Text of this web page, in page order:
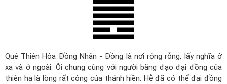
Quẻ Thiên Hỏa Đồng Nhân - Đồng là nơi rộng rỗng, lấy nghĩa ở
xa và ở ngoài. Ôi chung cùng với người bằng đạo đại đồng của
thiên hạ là lòng rất công của thánh hiền. Hễ đã có thể đại đồng